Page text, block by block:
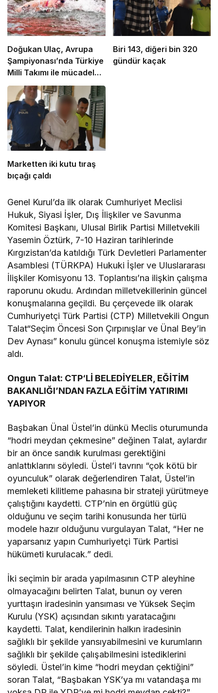
Doğukan Ulaç, Avrupa
Şampiyonası’nda Türkiye
Milli Takımı ile mücadele
etti
Biri 143, diğeri bin 320
gündür kaçak
Marketten iki kutu tıraş
bıçağı çaldı
Genel Kurul’da ilk olarak Cumhuriyet Meclisi
Hukuk, Siyasi İşler, Dış İlişkiler ve Savunma
Komitesi Başkanı, Ulusal Birlik Partisi Milletvekili
Yasemin Öztürk, 7-10 Haziran tarihlerinde
Kırgızistan’da katıldığı Türk Devletleri Parlamenter
Asamblesi (TÜRKPA) Hukuki İşler ve Uluslararası
İlişkiler Komisyonu 13. Toplantısı’na ilişkin çalışma
raporunu okudu. Ardından milletvekillerinin güncel
konuşmalarına geçildi. Bu çerçevede ilk olarak
Cumhuriyetçi Türk Partisi (CTP) Milletvekili Ongun
Talat“Seçim Öncesi Son Çırpınışlar ve Ünal Bey’in
Dev Aynası” konulu güncel konuşma istemiyle söz
aldı.
Ongun Talat: CTP‘Lİ BELEDİYELER, EĞİTİM
BAKANLIĞI’NDAN FAZLA EĞİTİM YATIRIMI
YAPIYOR
Başbakan Ünal Üstel’in dünkü Meclis oturumunda
“hodri meydan çekmesine” değinen Talat, aylardır
bir an önce sandık kurulması gerektiğini
anlattıklarını söyledi. Üstel’i tavrını “çok kötü bir
oyunculuk” olarak değerlendiren Talat, Üstel’in
memleketi kilitleme pahasına bir strateji yürütmeye
çalıştığını kaydetti. CTP’nin en örgütlü güç
olduğunu ve seçim tarihi konusunda her türlü
modele hazır olduğunu vurgulayan Talat, “Her ne
yaparsanız yapın Cumhuriyetçi Türk Partisi
hükümeti kurulacak.” dedi.
İki seçimin bir arada yapılmasının CTP aleyhine
olmayacağını belirten Talat, bunun oy veren
yurttaşın iradesinin yansıması ve Yüksek Seçim
Kurulu (YSK) açısından sıkıntı yaratacağını
kaydetti. Talat, kendilerinin halkın iradesinin
sağlıklı bir şekilde yansıyabilmesini ve kurumların
sağlıklı bir şekilde çalışabilmesini istediklerini
söyledi. Üstel’in kime “hodri meydan çektiğini”
soran Talat, “Başbakan YSK’ya mı vatandaşa mı